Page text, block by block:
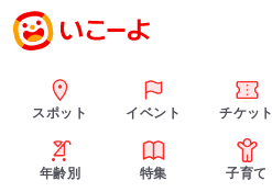
スポット イベント チケット
年齢別 特集 子育て